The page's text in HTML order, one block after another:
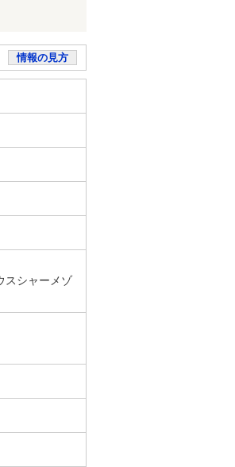
情報の見方
スシャーメゾ